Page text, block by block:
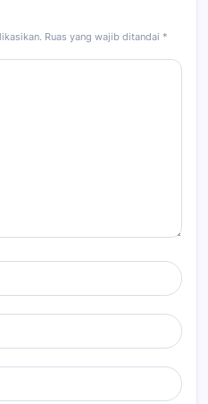
Ruas yang wajib ditandai *